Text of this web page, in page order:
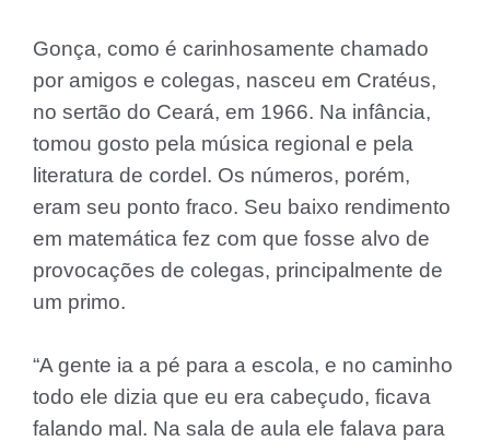
Gonça, como é carinhosamente chamado
por amigos e colegas, nasceu em Cratéus,
no sertão do Ceará, em 1966. Na infância,
tomou gosto pela música regional e pela
literatura de cordel. Os números, porém,
eram seu ponto fraco. Seu baixo rendimento
em matemática fez com que fosse alvo de
provocações de colegas, principalmente de
um primo.
“A gente ia a pé para a escola, e no caminho
todo ele dizia que eu era cabeçudo, ficava
falando mal. Na sala de aula ele falava para